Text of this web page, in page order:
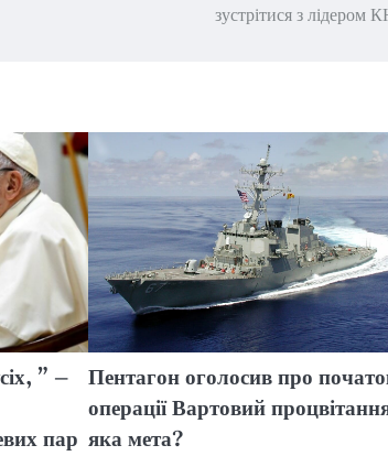
зустрітися з лідером
” –
пар
Пентагон оголосив про
операції Вартовий
яка мета?